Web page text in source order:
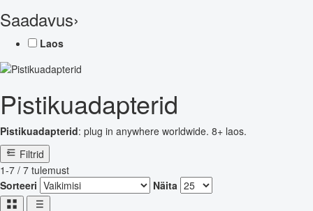
Saadavus›
Laos
Pistikuadapterid
Pistikuadapterid: plug in anywhere worldwide. 8+ laos.
Filtrid
1-7 / 7 tulemust
Sorteeri
Näita